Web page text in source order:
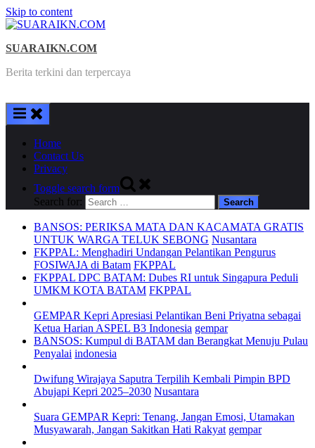
Skip to content
SUARAIKN.COM
Berita terkini dan terpercaya
Home
Contact Us
Privacy
Toggle search form
Search for:
BANSOS: PERIKSA MATA DAN KACAMATA GRATIS
UNTUK WARGA TELUK SEBONG Nusantara
FKPPAL: Menghadiri Undangan Pelantikan Pengurus
FOSIWAJA di Batam FKPPAL
FKPPAL DPC BATAM: Dubes RI untuk Singapura Peduli
UMKM KOTA BATAM FKPPAL
GEMPAR Kepri Apresiasi Pelantikan Beni Priyatna sebagai
Ketua Harian ASPEL B3 Indonesia gempar
BANSOS: Kumpul di BATAM dan Berangkat Menuju Pulau
Penyalai indonesia
Dwifung Wirajaya Saputra Terpilih Kembali Pimpin BPD
Abujapi Kepri 2025–2030 Nusantara
Suara GEMPAR Kepri: Tenang, Jangan Emosi, Utamakan
Musyawarah, Jangan Sakitkan Hati Rakyat gempar